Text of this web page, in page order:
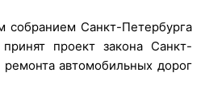
собранием Санкт-Петербурга
проект закона Санкт-
автомобильных дорог